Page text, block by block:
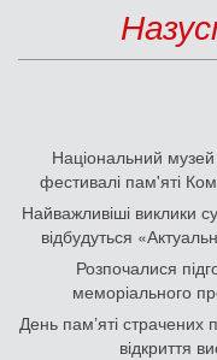
Національний музей
фестивалі пам'яті
Найважливіші виклики
відбудуться
Розпочалися
меморіального
День памʼяті страчених
відкриття